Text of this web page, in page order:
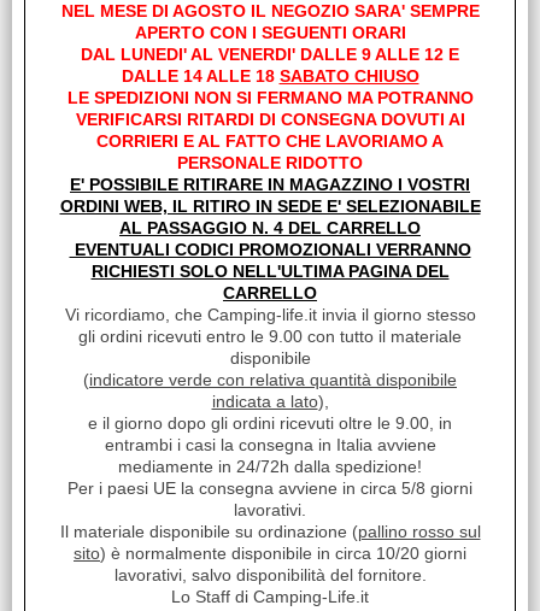
I clienti che hanno acquistato questo prodotto,
hanno scelto anche questi articoli
DISGREGANTE PER WC
AQUA KEM BLUE SACHETS
€ 24,28 Sconto 51%
€11,90
Iva inclusa
NEL MESE DI AGOSTO IL NEGOZIO SARA' SEMPRE
APERTO CON I SEGUENTI ORARI
DAL LUNEDI' AL VENERDI' DALLE 9 ALLE 12 E
DALLE 14 ALLE 18 SABATO CHIUSO
LE SPEDIZIONI NON SI FERMANO MA POTRANNO
VERIFICARSI RITARDI DI CONSEGNA DOVUTI AI
CORRIERI E AL FATTO CHE LAVORIAMO A
PERSONALE RIDOTTO
E' POSSIBILE RITIRARE IN MAGAZZINO I VOSTRI
ORDINI WEB, IL RITIRO IN SEDE E' SELEZIONABILE
AL PASSAGGIO N. 4 DEL CARRELLO
EVENTUALI CODICI PROMOZIONALI VERRANNO
RICHIESTI SOLO NELL'ULTIMA PAGINA DEL
CARRELLO
Vi ricordiamo, che Camping-life.it invia il giorno stesso
gli ordini ricevuti entro le 9.00 con tutto il materiale
disponibile
(indicatore verde con relativa quantità disponibile
indicata a lato),
e il giorno dopo gli ordini ricevuti oltre le 9.00, in
entrambi i casi la consegna in Italia avviene
mediamente in 24/72h dalla spedizione!
Per i paesi UE la consegna avviene in circa 5/8 giorni
lavorativi.
Il materiale disponibile su ordinazione (pallino rosso sul
sito) è normalmente disponibile in circa 10/20 giorni
lavorativi, salvo disponibilità del fornitore.
Lo Staff di Camping-Life.it